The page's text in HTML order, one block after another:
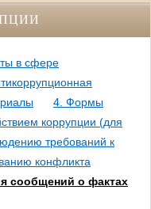
в сфере
4. Формы
коррупции (для
требований к
конфликта
сообщений о фактах